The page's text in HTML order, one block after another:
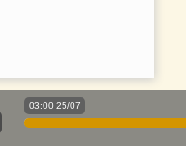
03:00 25/07